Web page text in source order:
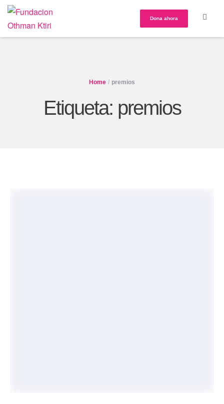
Dona ahora
Home / premios
Etiqueta: premios